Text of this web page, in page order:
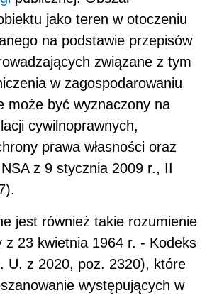
jako teren w otoczeniu
na podstawie przepisów
związane z tym
w zagospodarowaniu
może być wyznaczony na
cywilnoprawnych,
prawa własności oraz
z 9 stycznia 2009 r., II
jest również takie rozumienie
z 23 kwietnia 1964 r. - Kodeks
U. z 2020, poz. 2320), które
występujących w